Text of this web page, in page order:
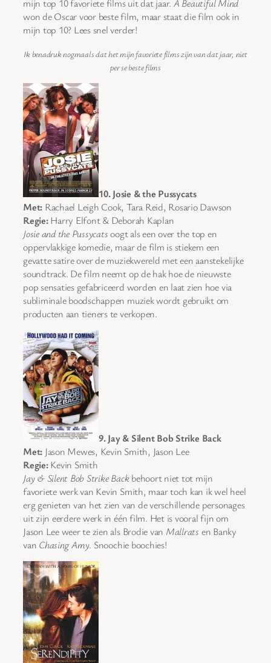
mijn top 10 favoriete films uit dat jaar. A Beautiful Mind
won de Oscar voor beste film, maar staat die film ook in
mijn top 10? Lees snel verder!
Ik benadruk nogmaals dat het mijn favoriete films zijn van dat jaar, niet
per se beste films
10. Josie & the Pussycats
Met: Rachael Leigh Cook, Tara Reid, Rosario Dawson
Regie:Harry Elfont & Deborah Kaplan
Josie and the Pussycatsoogt als een over the top en
oppervlakkige komedie, maar de film is stiekem een
gevatte satire over de muziekwereld met een aanstekelijke
soundtrack. De film neemt op de hak hoe de nieuwste
pop sensaties gefabriceerd worden en laat zien hoe via
subliminale boodschappen muziek wordt gebruikt om
producten aan tieners te verkopen.
9. Jay & Silent Bob Strike Back
Met: Jason Mewes, Kevin Smith, Jason Lee
Regie:Kevin Smith
Jay & Silent Bob Strike Backbehoort niet tot mijn
favoriete werk van Kevin Smith, maar toch kan ik wel heel
erg genieten van het zien van de verschillende personages
uit zijn eerdere werk in één film. Het is vooral fijn om
Jason Lee weer te zien als Brodie van Mallrats en Banky
van Chasing Amy. Snoochie boochies!